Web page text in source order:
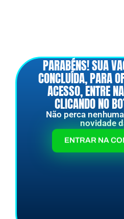
PARABÉNS! SUA
CONCLUÍDA, PARA
ACESSO, ENTRE
CLICANDO NO
Não perca
novidade
ENTRAR NA